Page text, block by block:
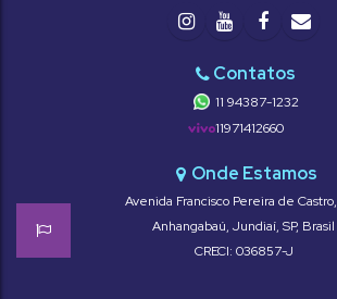
11 94387-1232
11971412660
Avenida Francisco Pereira de Castro,
Anhangabaú, Jundiaí, SP, Brasil
CRECI: 036857-J